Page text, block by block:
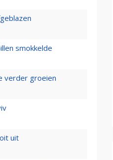
smokkelde
verder groeien
uit